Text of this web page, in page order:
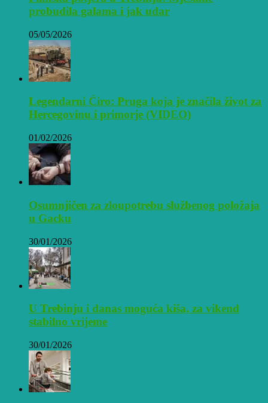
probudila galama i jak udar
05/05/2026
Legendarni Ćiro: Pruga koja je značila život za
Hercegovinu i primorje (VIDEO)
01/02/2026
Osumnjičen za zloupotrebu službenog položaja
u Gacku
30/01/2026
U Trebinju i danas moguća kiša, za vikend
stabilno vrijeme
30/01/2026